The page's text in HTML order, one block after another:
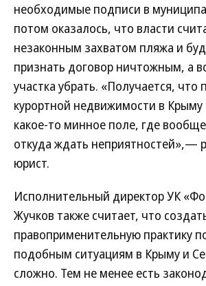
необходимые подписи в
потом оказалось, что власти
незаконным захватом пляжа и
признать договор ничтожным, а
участка убрать. «Получается, что
курортной недвижимости в Крыму
какое-то минное поле, где
откуда ждать неприятностей»,—
юрист.
Исполнительный директор УК
Жучков также считает, что
правоприменительную практику
подобным ситуациям в Крыму и
сложно. Тем не менее есть